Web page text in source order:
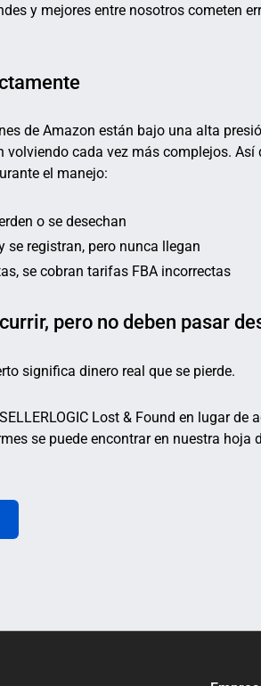
y mejores entre nosotros cometen
de Amazon están bajo una alta
volviendo cada vez más complejos. Así
el manejo:
o se desechan
se registran, pero nunca llegan
se cobran tarifas FBA incorrectas
pero no deben pasar
significa dinero real que se pierde.
Lost & Found en lugar de
se puede encontrar en nuestra hoja